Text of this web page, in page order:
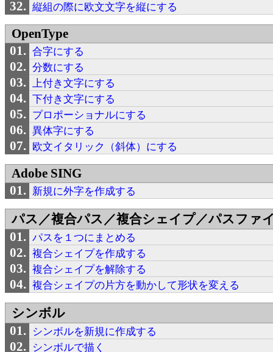
縦組の際に欧文文字を縦にする
OpenType
合字にする
分数にする
上付き文字にする
下付き文字にする
プロポーショナルにする
異体字にする
欧文イタリック（斜体）にする
Adobe SING
新規に外字を作成する
パス／複合パス／複合シェイプ／パスファ
パスを１つにまとめる
複合シェイプを作成する
複合シェイプを解除する
複合シェイプの片方を動かして形状を変える
シンボル
シンボルを新規に作成する
シンボルで描く